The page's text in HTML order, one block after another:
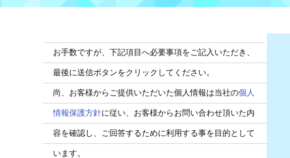
お手数ですが、下記項目へ必要事項をご記入いただき、
最後に送信ボタンをクリックしてください。
尚、お客様からご提供いただいた個人情報は当社の個人
情報保護方針に従い、お客様からお問い合わせ頂いた内
容を確認し、ご回答するために利用する事を目的として
います。